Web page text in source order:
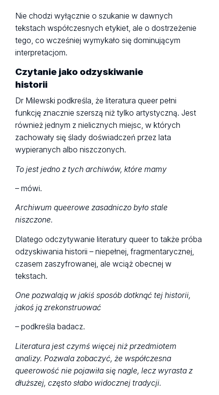
Nie chodzi wyłącznie o szukanie w dawnych
tekstach współczesnych etykiet, ale o dostrzeżenie
tego, co wcześniej wymykało się dominującym
interpretacjom.
Czytanie jako odzyskiwanie
historii
Dr Milewski podkreśla, że literatura queer pełni
funkcję znacznie szerszą niż tylko artystyczną. Jest
również jednym z nielicznych miejsc, w których
zachowały się ślady doświadczeń przez lata
wypieranych albo niszczonych.
To jest jedno z tych archiwów, które mamy
– mówi.
Archiwum queerowe zasadniczo było stale
niszczone.
Dlatego odczytywanie literatury queer to także próba
odzyskiwania historii – niepełnej, fragmentarycznej,
czasem zaszyfrowanej, ale wciąż obecnej w
tekstach.
One pozwalają w jakiś sposób dotknąć tej historii,
jakoś ją zrekonstruować
– podkreśla badacz.
Literatura jest czymś więcej niż przedmiotem
analizy. Pozwala zobaczyć, że współczesna
queerowość nie pojawiła się nagle, lecz wyrasta z
dłuższej, często słabo widocznej tradycji.